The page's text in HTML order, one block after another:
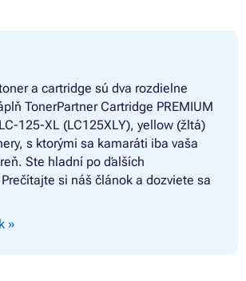
a cartridge sú dva rozdielne
TonerPartner Cartridge PREMIUM
125-XL (LC125XLY), yellow (žltá)
s ktorými sa kamaráti iba vaša
Ste hladní po ďalších
si náš článok a dozviete sa
»